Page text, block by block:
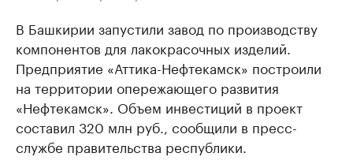
В Башкирии запустили завод по производству
компонентов для лакокрасочных изделий.
Предприятие «Аттика-Нефтекамск» построили
на территории опережающего развития
«Нефтекамск». Объем инвестиций в проект
составил 320 млн руб., сообщили в пресс-
службе правительства республики.